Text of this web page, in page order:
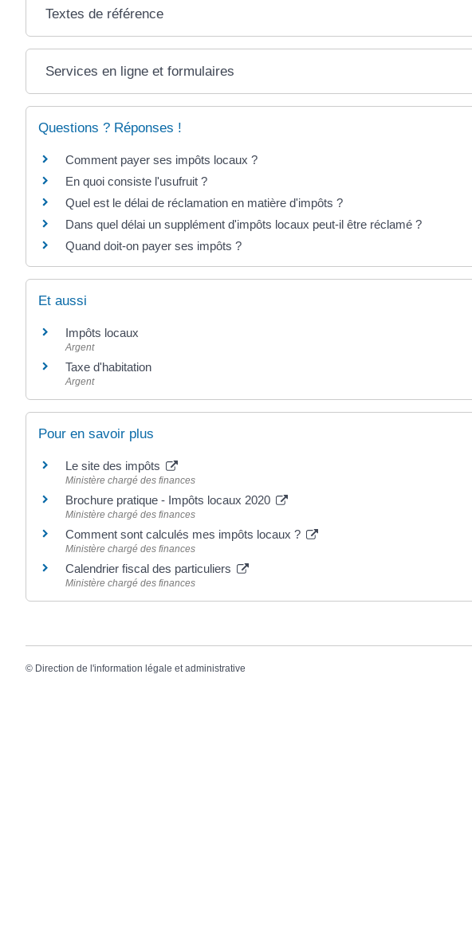
Textes de référence
Services en ligne et formulaires
Questions ? Réponses !
Comment payer ses impôts locaux ?
En quoi consiste l'usufruit ?
Quel est le délai de réclamation en matière d'impôts ?
Dans quel délai un supplément d'impôts locaux peut-il être réclamé ?
Quand doit-on payer ses impôts ?
Et aussi
Impôts locaux
Argent
Taxe d'habitation
Argent
Pour en savoir plus
Le site des impôts
Ministère chargé des finances
Brochure pratique - Impôts locaux 2020
Ministère chargé des finances
Comment sont calculés mes impôts locaux ?
Ministère chargé des finances
Calendrier fiscal des particuliers
Ministère chargé des finances
© Direction de l'information légale et administrative